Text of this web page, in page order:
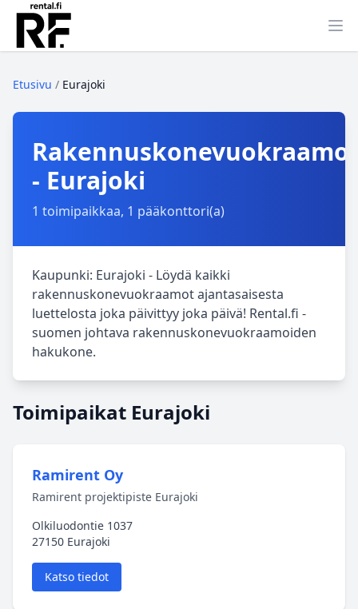
Etusivu / Eurajoki
- Eurajoki
1 toimipaikkaa, 1 pääkonttori(a)
Kaupunki: Eurajoki - Löydä kaikki
rakennuskonevuokraamot ajantasaisesta
luettelosta joka päivittyy joka päivä! Rental.fi -
suomen johtava rakennuskonevuokraamoiden
hakukone.
Toimipaikat Eurajoki
Ramirent Oy
Ramirent projektipiste Eurajoki
Olkiluodontie 1037
27150 Eurajoki
Katso tiedot